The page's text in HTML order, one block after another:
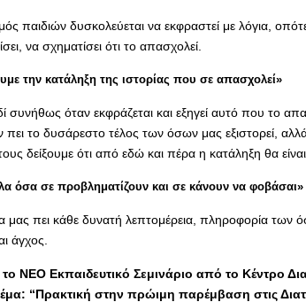
παιδιών δυσκολεύεται να εκφραστεί με λόγια,
να σχηματίσει ότι το απασχολεί.
την κατάληξη της ιστορίας που σε απασχολεί»
συνήθως όταν εκφράζεται και εξηγεί αυτό που το
το δυσάρεστο τέλος των όσων μας εξιστορεί,
δείξουμε ότι από εδώ και πέρα η κατάληξη θα είναι
όσα σε προβληματίζουν και σε κάνουν να φοβάσαι»
μας πει κάθε δυνατή λεπτομέρεια, πληροφορία των
άγχος.
το ΝΕΟ Εκπαιδευτικό Σεμινάριο από το Κέντρο
“Πρακτική στην πρώιμη παρέμβαση στις